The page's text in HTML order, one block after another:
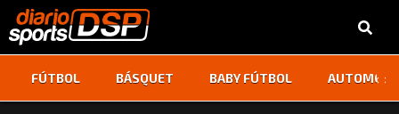
FÚTBOL BÁSQUET BABY FÚTBOL ‹ ›